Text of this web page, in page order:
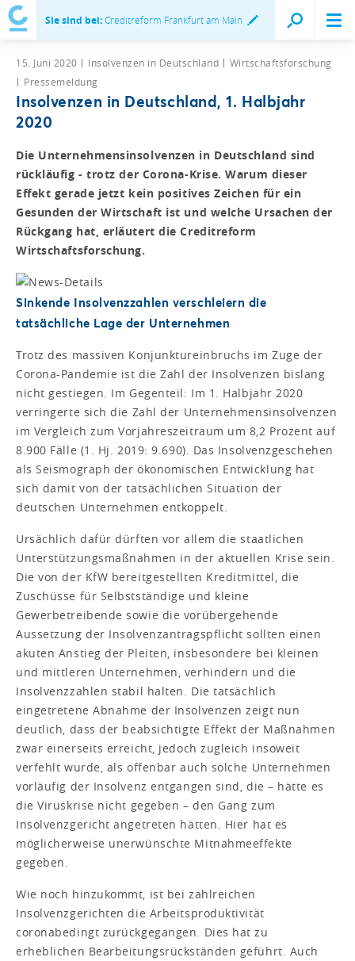
Sie sind bei:Creditreform Frankfurt am Main
15. Juni 2020 Insolvenzen in Deutschland
Wirtschaftsforschung
Pressemeldung
Insolvenzen in Deutschland, 1. Halbjahr
2020
Die Unternehmensinsolvenzen in Deutschland sind
rückläufig - trotz der Corona-Krise. Warum dieser
Effekt gerade jetzt kein positives Zeichen für ein
Gesunden der Wirtschaft ist und welche Ursachen der
Rückgang hat, erläutert die Creditreform
Wirtschaftsforschung.
Sinkende Insolvenzzahlen verschleiern die
tatsächliche Lage der Unternehmen
Trotz des massiven Konjunktureinbruchs im Zuge der
Corona-Pandemie ist die Zahl der Insolvenzen bislang
nicht gestiegen. Im Gegenteil: Im 1. Halbjahr 2020
verringerte sich die Zahl der Unternehmensinsolvenzen
im Vergleich zum Vorjahreszeitraum um 8,2 Prozent auf
8.900 Fälle (1. Hj. 2019: 9.690). Das Insolvenzgeschehen
als Seismograph der ökonomischen Entwicklung hat
sich damit von der tatsächlichen Situation der
deutschen Unternehmen entkoppelt.
Ursächlich dafür dürften vor allem die staatlichen
Unterstützungsmaßnahmen in der aktuellen Krise sein.
Die von der KfW bereitgestellten Kreditmittel, die
Zuschüsse für Selbstständige und kleine
Gewerbetreibende sowie die vorübergehende
Aussetzung der Insolvenzantragspflicht sollten einen
akuten Anstieg der Pleiten, insbesondere bei kleinen
und mittleren Unternehmen, verhindern und die
Insolvenzzahlen stabil halten. Die tatsächlich
eingetretene Abnahme der Insolvenzen zeigt nun
deutlich, dass der beabsichtigte Effekt der Maßnahmen
zwar einerseits erreicht, jedoch zugleich insoweit
verfehlt wurde, als offenbar auch solche Unternehmen
vorläufig der Insolvenz entgangen sind, die – hätte es
die Viruskrise nicht gegeben – den Gang zum
Insolvenzgericht angetreten hätten. Hier hat es
möglicherweise unerwünschte Mitnahmeeffekte
gegeben.
Wie noch hinzukommt, ist bei zahlreichen
Insolvenzgerichten die Arbeitsproduktivität
coronabedingt zurückgegangen. Dies hat zu
erheblichen Bearbeitungsrückständen geführt. Auch